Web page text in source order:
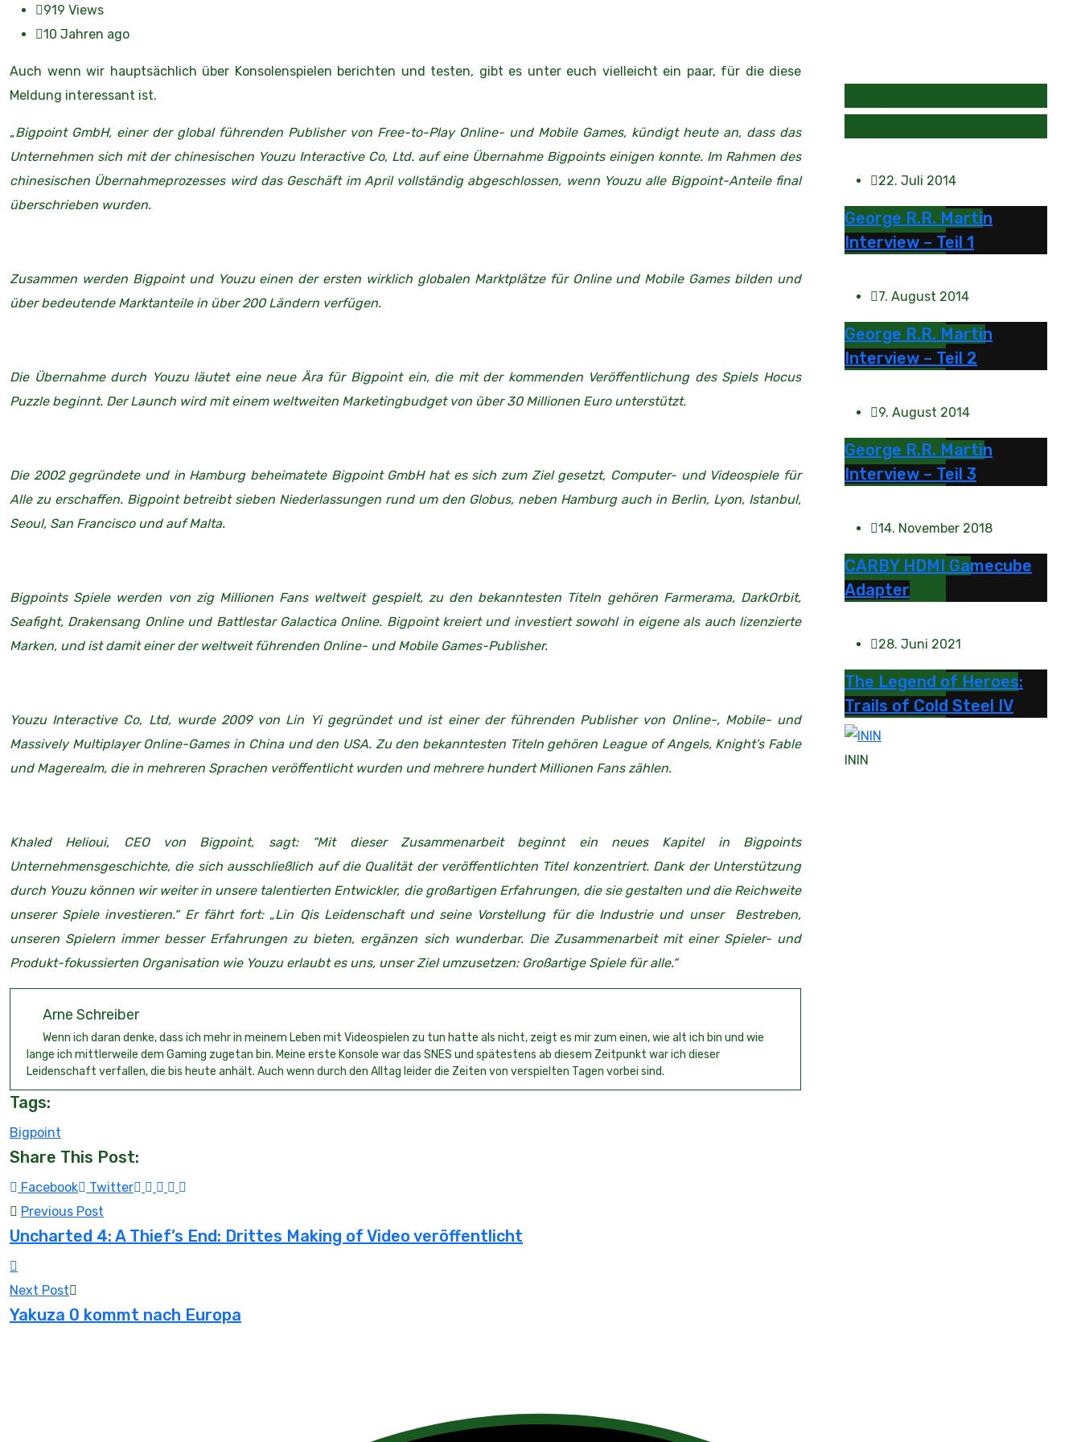
919 Views
10 Jahren ago
Auch wenn wir hauptsächlich über Konsolenspielen berichten und testen, gibt es unter euch vielleicht ein paar, für die diese
Meldung interessant ist.
„Bigpoint GmbH, einer der global führenden Publisher von Free-to-Play Online- und Mobile Games, kündigt heute an, dass das
Unternehmen sich mit der chinesischen Youzu Interactive Co, Ltd. auf eine Übernahme Bigpoints einigen konnte. Im Rahmen des
chinesischen Übernahmeprozesses wird das Geschäft im April vollständig abgeschlossen, wenn Youzu alle Bigpoint-Anteile final
überschrieben wurden.
Zusammen werden Bigpoint und Youzu einen der ersten wirklich globalen Marktplätze für Online und Mobile Games bilden und
über bedeutende Marktanteile in über 200 Ländern verfügen.
Die Übernahme durch Youzu läutet eine neue Ära für Bigpoint ein, die mit der kommenden Veröffentlichung des Spiels Hocus
Puzzle beginnt. Der Launch wird mit einem weltweiten Marketingbudget von über 30 Millionen Euro unterstützt.
Die 2002 gegründete und in Hamburg beheimatete Bigpoint GmbH hat es sich zum Ziel gesetzt, Computer- und Videospiele für
Alle zu erschaffen. Bigpoint betreibt sieben Niederlassungen rund um den Globus, neben Hamburg auch in Berlin, Lyon, Istanbul,
Seoul, San Francisco und auf Malta.
Bigpoints Spiele werden von zig Millionen Fans weltweit gespielt, zu den bekanntesten Titeln gehören Farmerama, DarkOrbit,
Seafight, Drakensang Online und Battlestar Galactica Online. Bigpoint kreiert und investiert sowohl in eigene als auch lizenzierte
Marken, und ist damit einer der weltweit führenden Online- und Mobile Games-Publisher.
Youzu Interactive Co, Ltd, wurde 2009 von Lin Yi gegründet und ist einer der führenden Publisher von Online-, Mobile- und
Massively Multiplayer Online-Games in China und den USA. Zu den bekanntesten Titeln gehören League of Angels, Knight’s Fable
und Magerealm, die in mehreren Sprachen veröffentlicht wurden und mehrere hundert Millionen Fans zählen.
Khaled Helioui, CEO von Bigpoint, sagt: “Mit dieser Zusammenarbeit beginnt ein neues Kapitel in Bigpoints
Unternehmensgeschichte, die sich ausschließlich auf die Qualität der veröffentlichten Titel konzentriert. Dank der Unterstützung
durch Youzu können wir weiter in unsere talentierten Entwickler, die großartigen Erfahrungen, die sie gestalten und die Reichweite
unserer Spiele investieren.“ Er fährt fort: „Lin Qis Leidenschaft und seine Vorstellung für die Industrie und unser Bestreben,
unseren Spielern immer besser Erfahrungen zu bieten, ergänzen sich wunderbar. Die Zusammenarbeit mit einer Spieler- und
Produkt-fokussierten Organisation wie Youzu erlaubt es uns, unser Ziel umzusetzen: Großartige Spiele für alle.“
Arne Schreiber
Wenn ich daran denke, dass ich mehr in meinem Leben mit Videospielen zu tun hatte als nicht, zeigt es mir zum einen, wie alt ich bin und wie
lange ich mittlerweile dem Gaming zugetan bin. Meine erste Konsole war das SNES und spätestens ab diesem Zeitpunkt war ich dieser
Leidenschaft verfallen, die bis heute anhält. Auch wenn durch den Alltag leider die Zeiten von verspielten Tagen vorbei sind.
Tags:
Bigpoint
Share This Post:
Facebook Twitter Youtube
LinkedIn
Whatsapp
Tumblr
Previous Post
Uncharted 4: A Thief’s End: Drittes Making of Video veröffentlicht
Next Post
Yakuza 0 kommt nach Europa
22. Juli 2014
George R.R. Martin
Interview – Teil 1
7. August 2014
George R.R. Martin
Interview – Teil 2
9. August 2014
George R.R. Martin
Interview – Teil 3
14. November 2018
CARBY HDMI Gamecube
Adapter
28. Juni 2021
The Legend of Heroes:
Trails of Cold Steel IV
ININ